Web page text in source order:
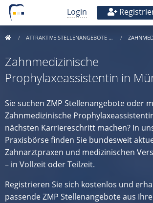
Login
ATTRAKTIVE STELLENANGEBOTE …
Zahnmedizinische
Prophylaxeassistentin in
Sie suchen ZMP Stellenangebote oder
Zahnmedizinische
nächsten Karriereschritt machen? In
Praxisbörse finden Sie bundesweit
Zahnarztpraxen und medizinischen
– in Vollzeit oder Teilzeit.
Registrieren Sie sich kostenlos und
passende ZMP Stellenangebote aus